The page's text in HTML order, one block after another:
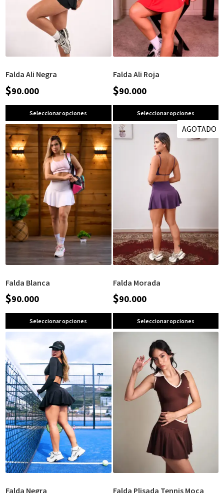
Falda Ali Negra
$90.000
Seleccionar opciones
Falda Ali Roja
$90.000
Seleccionar opciones
Falda Blanca
$90.000
Seleccionar opciones
AGOTADO
Falda Morada
$90.000
Seleccionar opciones
Falda Negra Falda Plisada Tennis Moca